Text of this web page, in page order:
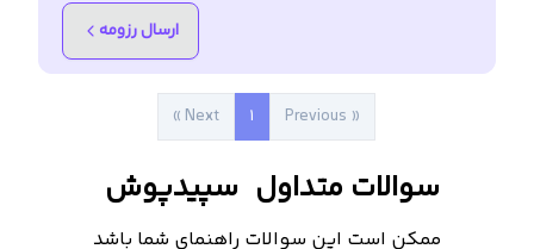
ارسال رزومه
« Previous
Next »
سوالات متداول سپیدپوش
ممکن است این سوالات راهنمای شما باشد